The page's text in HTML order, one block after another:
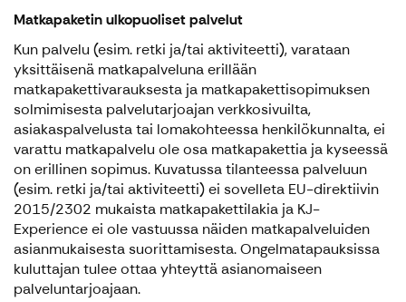
Matkapaketin ulkopuoliset palvelut
Kun palvelu (esim. retki ja/tai aktiviteetti), varataan
yksittäisenä matkapalveluna erillään
matkapakettivarauksesta ja matkapakettisopimuksen
solmimisesta palvelutarjoajan verkkosivuilta,
asiakaspalvelusta tai lomakohteessa henkilökunnalta, ei
varattu matkapalvelu ole osa matkapakettia ja kyseessä
on erillinen sopimus. Kuvatussa tilanteessa palveluun
(esim. retki ja/tai aktiviteetti) ei sovelleta EU-direktiivin
2015/2302 mukaista matkapakettilakia ja KJ-
Experience ei ole vastuussa näiden matkapalveluiden
asianmukaisesta suorittamisesta. Ongelmatapauksissa
kuluttajan tulee ottaa yhteyttä asianomaiseen
palveluntarjoajaan.